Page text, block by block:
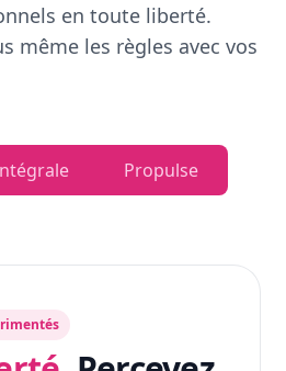
en toute liberté.
même les règles avec vos
Propulse